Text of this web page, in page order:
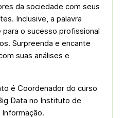
da sociedade com seus
Inclusive, a palavra
para o sucesso profissional
Surpreenda e encante
suas análises e
é Coordenador do curso
Data no Instituto de